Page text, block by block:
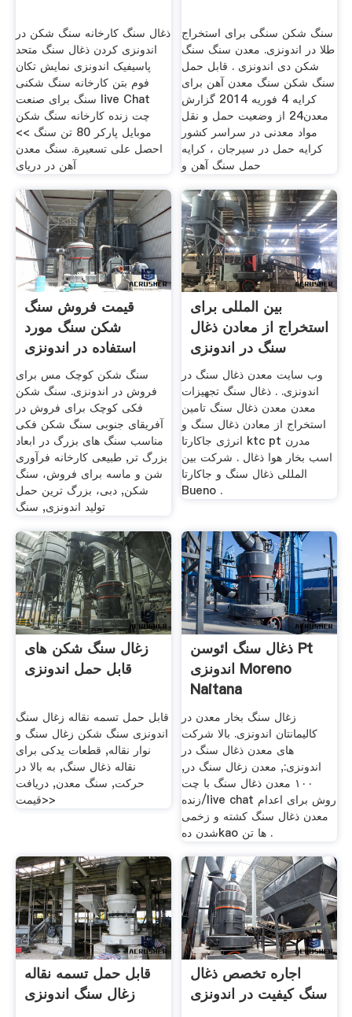
ذغال سنگ کارخانه سنگ شکن در
اندونزی کردن ذغال سنگ متحد
پاسیفیک اندونزی نمایش تکان
فوم بتن کارخانه سنگ شکنی
سنگ برای صنعت live Chat
چت زنده کارخانه سنگ شکن
موبایل پارکر 80 تن سنگ >>
احصل على تسعيرة. سنگ معدن
آهن در دریای
سنگ شکن سنگی برای استخراج
طلا در اندونزی. معدن سنگ سنگ
شکن دی اندونزی . قابل حمل
سنگ شکن سنگ معدن آهن برای
کرایه 4 فوریه 2014 گزارش
معدن24 از وضعیت حمل و نقل
مواد معدنی در سراسر کشور
کرایه حمل در سیرجان ، کرایه
حمل سنگ آهن و
قیمت فروش سنگ
شکن سنگ مورد
استفاده در اندونزی
سنگ شکن کوچک مس برای
فروش در اندونزی. سنگ شکن
فکی کوچک برای فروش در
آفریقای جنوبی سنگ شکن فکی
مناسب سنگ های بزرگ در ابعاد
بزرگ تر, طبیعی کارخانه فرآوری
شن و ماسه برای فروش، سنگ
شکن, دبی، بزرگ ترین حمل
تولید اندونزی, سنگ
بین المللی برای
استخراج از معادن ذغال
سنگ در اندونزی
وب سایت معدن ذغال سنگ در
اندونزی. . ذغال سنگ تجهیزات
معدن معدن ذغال سنگ تامین
استخراج از معادن ذغال سنگ و
انرژی جاکارتا ktc pt مدرن
اسب بخار هوا ذغال . شرکت بین
المللی ذغال سنگ و جاکارتا
Bueno .
زغال سنگ شکن های
قابل حمل اندونزی
قابل حمل تسمه نقاله زغال سنگ
اندونزی سنگ شکن زغال سنگ و
نوار نقاله, قطعات یدکی برای
نقاله ذغال سنگ, به بالا در
حركت, سنگ معدن, دریافت
قیمت>>
ذغال سنگ ائوسن Pt
اندونزی Moreno
Naitana
زغال سنگ بخار معدن در
کالیمانتان اندونزی. بالا شرکت
های معدن ذغال سنگ در
اندونزی:, معدن زغال سنگ در,
۱۰۰ معدن ذغال سنگ با چت
زنده/live chat روش برای اعدام
معدن ذغال سنگ کشته و زخمی
شدن دهkao ها تن .
قابل حمل تسمه نقاله
زغال سنگ اندونزی
اجاره تخصص ذغال
سنگ کیفیت در اندونزی